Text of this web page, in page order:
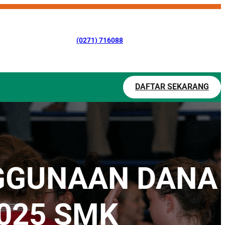
(0271) 716088
DAFTAR SEKARANG
DANA
SMK